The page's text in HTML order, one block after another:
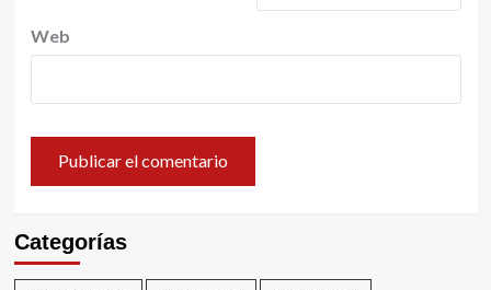
Web
Categorías